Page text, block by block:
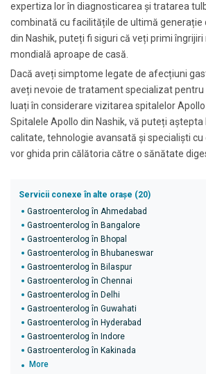
expertiza lor în diagnosticarea și tratarea
combinată cu facilitățile de ultimă generație
din Nashik, puteți fi siguri că veți primi
mondială aproape de casă.
Dacă aveți simptome legate de afecțiuni
aveți nevoie de tratament specializat pentru
luați în considerare vizitarea spitalelor Apollo
Spitalele Apollo din Nashik, vă puteți aștepta
calitate, tehnologie avansată și specialiști
vor ghida prin călătoria către o sănătate
Servicii conexe în alte orașe (20)
Gastroenterolog în Ahmedabad
Gastroenterolog în Bangalore
Gastroenterolog în Bhopal
Gastroenterolog în Bhubaneswar
Gastroenterolog în Bilaspur
Gastroenterolog în Chennai
Gastroenterolog în Delhi
Gastroenterolog în Guwahati
Gastroenterolog în Hyderabad
Gastroenterolog în Indore
Gastroenterolog în Kakinada
More